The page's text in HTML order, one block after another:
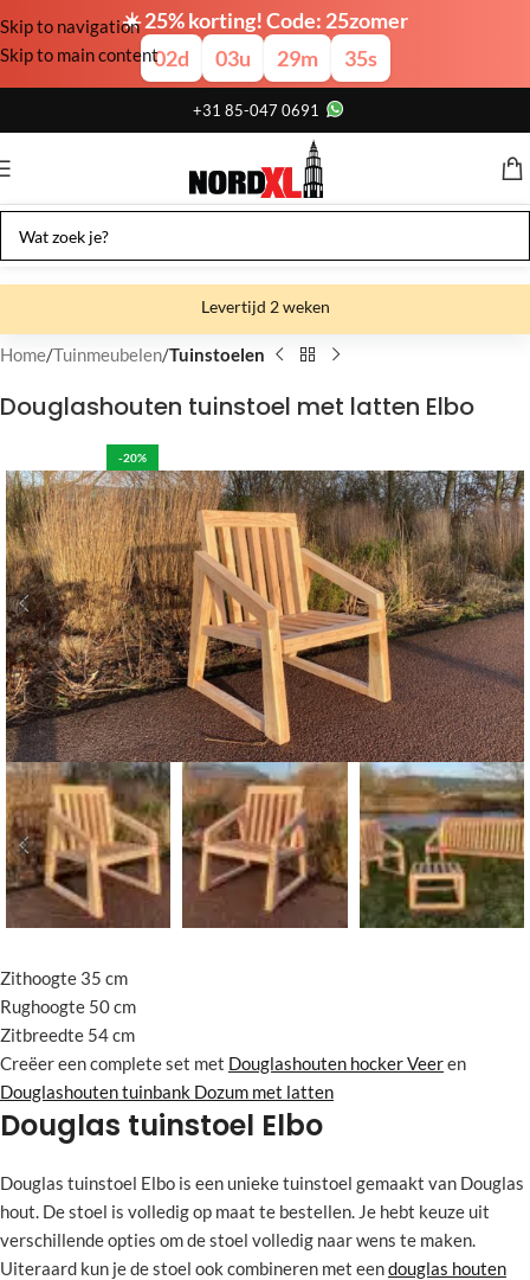
☀️ 25% korting! Code: 25zomer
02d 03u 29m 34s
Skip to navigation
Skip to main content
+31 85-047 0691
Levertijd 2 weken
Gratis verzending
Gratis afhalen
Home Tuinmeubelen Tuinstoelen
Douglashouten tuinstoel met latten Elbo
-20%
Zithoogte 35 cm
Rughoogte 50 cm
Zitbreedte 54 cm
Creëer een complete set met Douglashouten hocker Veeren
Douglashouten tuinbank Dozum met latten
Douglas tuinstoel Elbo
Douglas tuinstoel Elbo is een unieke tuinstoel gemaakt van Douglas
hout. De stoel is volledig op maat te bestellen. Je hebt keuze uit
verschillende opties om de stoel volledig naar wens te maken.
Uiteraard kun je de stoel ook combineren met eendouglas houten